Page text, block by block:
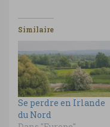
Similaire
Se perdre en Irlande
du Nord